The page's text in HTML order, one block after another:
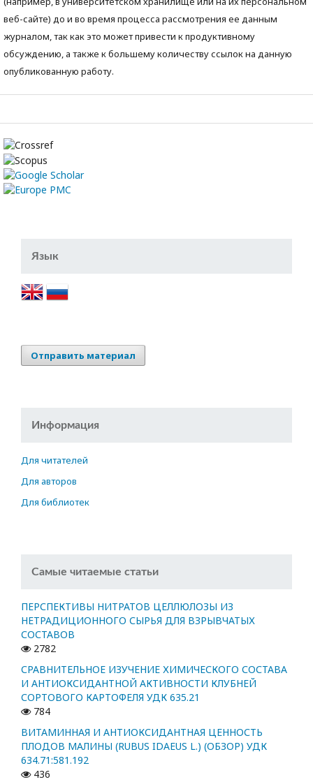
веб-сайте) до и во время процесса рассмотрения ее данным
журналом, так как это может привести к продуктивному
обсуждению, а также к большему количеству ссылок на данную
опубликованную работу.
Язык
Отправить материал
Информация
Для читателей
Для авторов
Для библиотек
Самые читаемые статьи
ПЕРСПЕКТИВЫ НИТРАТОВ ЦЕЛЛЮЛОЗЫ ИЗ
НЕТРАДИЦИОННОГО СЫРЬЯ ДЛЯ ВЗРЫВЧАТЫХ
СОСТАВОВ
2782
СРАВНИТЕЛЬНОЕ ИЗУЧЕНИЕ ХИМИЧЕСКОГО СОСТАВА
И АНТИОКСИДАНТНОЙ АКТИВНОСТИ КЛУБНЕЙ
СОРТОВОГО КАРТОФЕЛЯ УДК 635.21
784
ВИТАМИННАЯ И АНТИОКСИДАНТНАЯ ЦЕННОСТЬ
ПЛОДОВ МАЛИНЫ (RUBUS IDAEUS L.) (ОБЗОР) УДК
634.71:581.192
436